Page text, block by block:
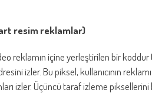
resim reklamlar)
reklamın içine yerleştirilen bir
izler. Bu piksel, kullanıcının
izler. Üçüncü taraf izleme piksellerini